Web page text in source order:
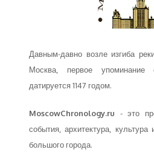
Давным-давно возле изгиба
Москва, первое
датируется 1147 годом.
MoscowChronology.ru - это
события, архитектура,
большого города.